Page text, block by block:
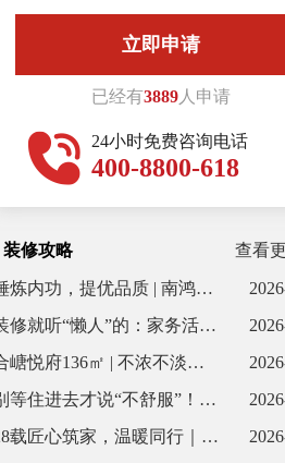
已经有3889人申请
24小时免费咨询电话
400-8800-618
装修攻略 查看
锤炼内功，提优品质 | 南鸿装饰6月全体项目经理会议顺利召开
装修就听“懒人”的：家务活少80%，幸福感直线上升！
合嵣悦府136㎡ | 不浓不淡，是刚刚好的温柔
别等住进去才说“不舒服”！这些隐形踩坑点，你家注意到了吗
28载匠心筑家，温暖同行｜南鸿装饰周年庆盛典圆满落幕